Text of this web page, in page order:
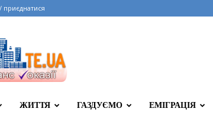
приєднатися
ЖИТТЯ ГАЗДУЄМО ЕМІГРАЦІЯ